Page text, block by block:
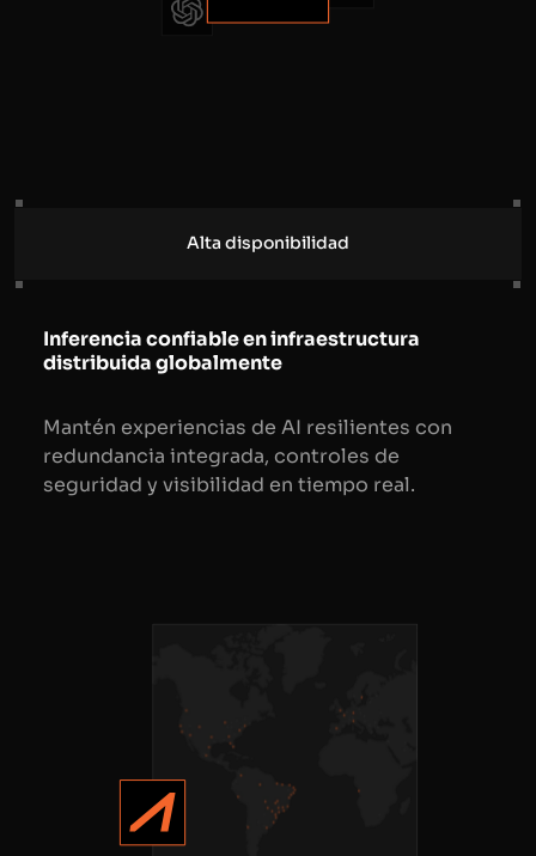
Alta disponibilidad
Inferencia confiable en infraestructura
distribuida globalmente
Mantén experiencias de AI resilientes con
redundancia integrada, controles de
seguridad y visibilidad en tiempo real.